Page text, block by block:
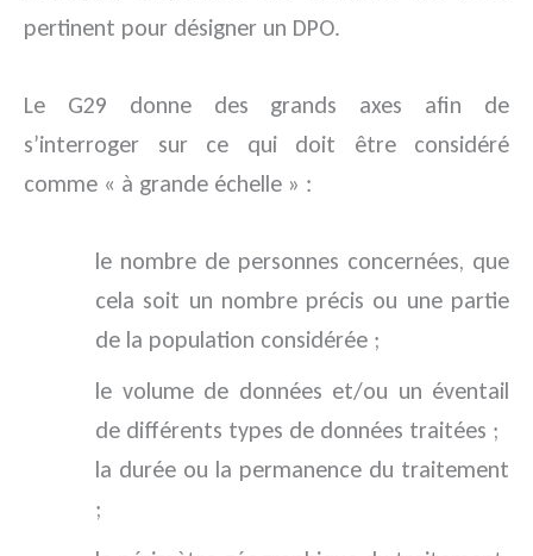
pertinent pour désigner un DPO.
Le G29 donne des grands axes afin de
s’interroger sur ce qui doit être considéré
comme « à grande échelle » :
le nombre de personnes concernées, que
cela soit un nombre précis ou une partie
de la population considérée ;
le volume de données et/ou un éventail
de différents types de données traitées ;
la durée ou la permanence du traitement
;